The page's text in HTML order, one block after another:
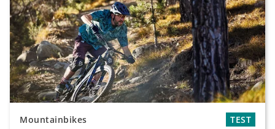
Mountainbikes TEST